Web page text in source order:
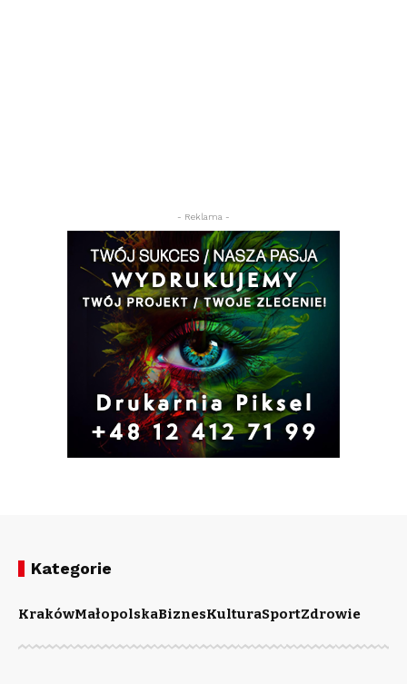
- Reklama -
Kategorie
KrakówMałopolskaBiznesKulturaSportZdrowie